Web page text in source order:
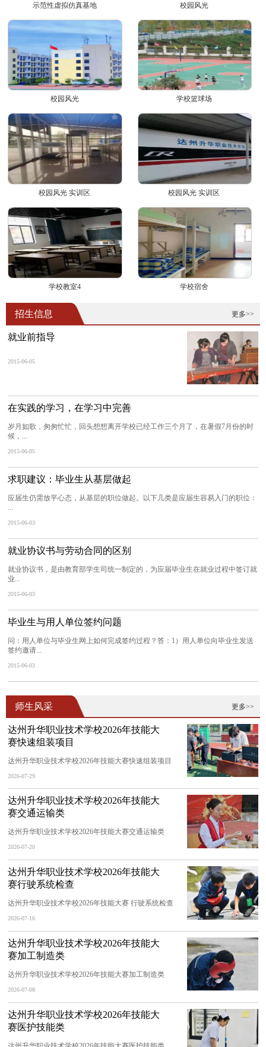
示范性虚拟仿真基地 校园风光
校园风光 学校篮球场
校园风光 实训区 校园风光 实训区
学校教室4 学校宿舍
更多>>
招生信息
就业前指导
2015-06-05
在实践的学习，在学习中完善
岁月如歌，匆匆忙忙，回头想想离开学校已经工作三个月了，在暑假7月份的时
候，...
2015-06-05
求职建议：毕业生从基层做起
应届生仍需放平心态，从基层的职位做起。以下几类是应届生容易入门的职位：
...
2015-06-03
就业协议书与劳动合同的区别
就业协议书，是由教育部学生司统一制定的，为应届毕业生在就业过程中签订就
业...
2015-06-03
毕业生与用人单位签约问题
问：用人单位与毕业生网上如何完成签约过程？答：1）用人单位向毕业生发送
签约邀请...
2015-06-03
更多>>
师生风采
达州升华职业技术学校2026年技能大
赛快速组装项目
达州升华职业技术学校2026年技能大赛快速组装项目
2026-07-29
达州升华职业技术学校2026年技能大
赛交通运输类
达州升华职业技术学校2026年技能大赛交通运输类
2026-07-20
达州升华职业技术学校2026年技能大
赛行驶系统检查
达州升华职业技术学校2026年技能大赛 行驶系统检查
2026-07-16
达州升华职业技术学校2026年技能大
赛加工制造类
达州升华职业技术学校2026年技能大赛加工制造类
2026-07-08
达州升华职业技术学校2026年技能大
赛医护技能类